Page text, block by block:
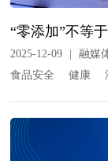
“零添加”不等
2025-12-09
融媒
食品安全
健康